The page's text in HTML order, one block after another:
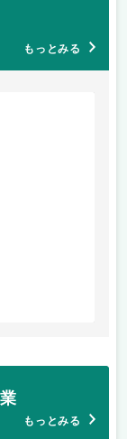
もっとみる
もっとみる